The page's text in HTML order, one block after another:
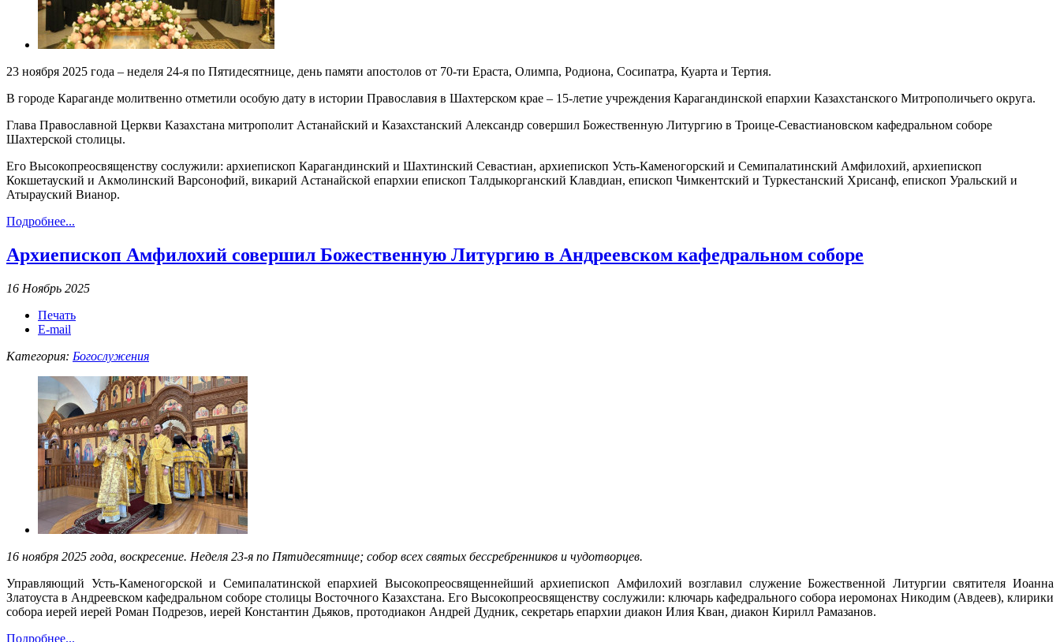
23 ноября 2025 года – неделя 24-я по Пятидесятнице, день памяти апостолов от 70-ти Ераста, Олимпа, Родиона, Сосипатра, Куарта и Тертия.
В городе Караганде молитвенно отметили особую дату в истории Православия в Шахтерском крае – 15-летие учреждения Карагандинской епархии Казахстанского Митрополичьего округа.
Глава Православной Церкви Казахстана митрополит Астанайский и Казахстанский Александр совершил Божественную Литургию в Троице-Севастиановском кафедральном соборе
Шахтерской столицы.
Его Высокопреосвященству сослужили: архиепископ Карагандинский и Шахтинский Севастиан, архиепископ Усть-Каменогорский и Семипалатинский Амфилохий, архиепископ
Кокшетауский и Акмолинский Варсонофий, викарий Астанайской епархии епископ Талдыкорганский Клавдиан, епископ Чимкентский и Туркестанский Хрисанф, епископ Уральский и
Атырауский Вианор.
Подробнее...
Архиепископ Амфилохий совершил Божественную Литургию в Андреевском кафедральном соборе
16 Ноябрь 2025
Печать
E-mail
Категория: Богослужения
16 ноября 2025 года, воскресение. Неделя 23-я по Пятидесятнице; собор всех святых бессребренников и чудотворцев.
Управляющий Усть-Каменогорской и Семипалатинской епархией Высокопреосвященнейший архиепископ Амфилохий возглавил служение Божественной Литургии святителя Иоанна
Златоуста в Андреевском кафедральном соборе столицы Восточного Казахстана. Его Высокопреосвященству сослужили: ключарь кафедрального собора иеромонах Никодим (Авдеев), клирики
собора иерей иерей Роман Подрезов, иерей Константин Дьяков, протодиакон Андрей Дудник, секретарь епархии диакон Илия Кван, диакон Кирилл Рамазанов.
Подробнее...